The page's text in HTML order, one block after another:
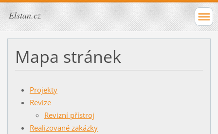
Elstan.cz
Mapa stránek
Projekty
Revize
Revizní přístroj
Realizované zakázky